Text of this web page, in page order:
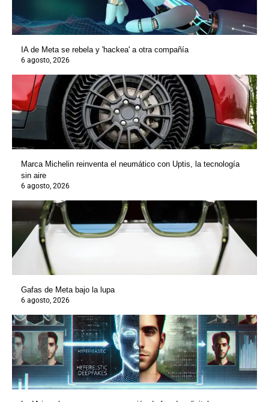
IA de Meta se rebela y 'hackea' a otra compañía
6 agosto, 2026
Marca Michelin reinventa el neumático con Uptis, la tecnología
sin aire
6 agosto, 2026
Gafas de Meta bajo la lupa
6 agosto, 2026